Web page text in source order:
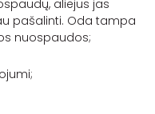
aliejus jas
pašalinti. Oda tampa
nuospaudos;